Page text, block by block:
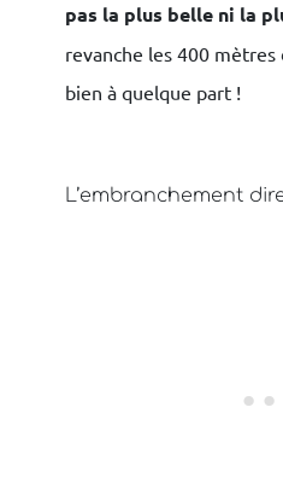
pas la plus belle ni la
revanche les 400
bien à quelque part !
L’embranchement